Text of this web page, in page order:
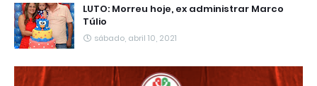
LUTO: Morreu hoje, ex administrar Marco
Túlio
sábado, abril 10, 2021